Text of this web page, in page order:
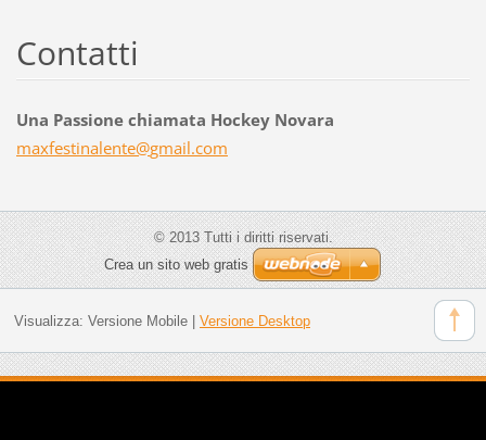
Contatti
Una Passione chiamata Hockey Novara
maxfestinalente@gmail.com
© 2013 Tutti i diritti riservati.
Crea un sito web gratis
Visualizza: Versione Mobile| Versione Desktop